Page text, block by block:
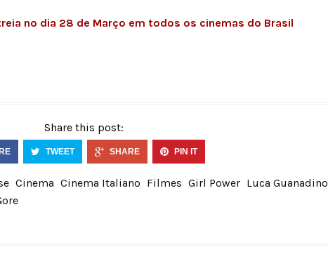
no dia 28 de Março em todos os cinemas do Brasil
Share this post:
TWEET SHARE PIN IT
Cinema Cinema Italiano Filmes Girl Power Luca Guanadino